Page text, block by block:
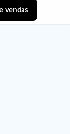
vendas